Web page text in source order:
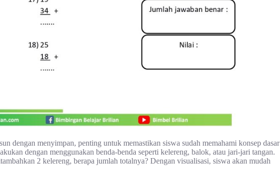
dengan menyimpan, penting untuk memastikan siswa sudah memahami konsep dasar
dengan menggunakan benda-benda seperti kelereng, balok, atau jari-jari tangan.
2 kelereng, berapa jumlah totalnya? Dengan visualisasi, siswa akan mudah